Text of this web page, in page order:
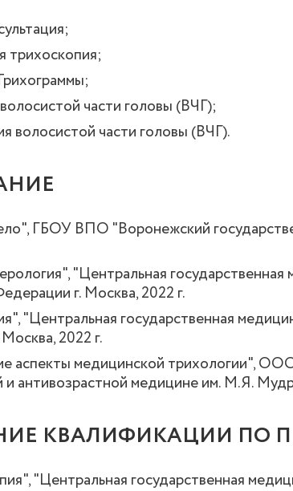
трихоскопия;
части головы (ВЧГ);
волосистой части головы (ВЧГ).
ГБОУ ВПО "Воронежский
"Центральная
г. Москва, 2022 г.
"Центральная государственная
2022 г.
аспекты медицинской трихологии",
и антивозрастной медицине им. М.Я.
КВАЛИФИКАЦИИ ПО
"Центральная государственная